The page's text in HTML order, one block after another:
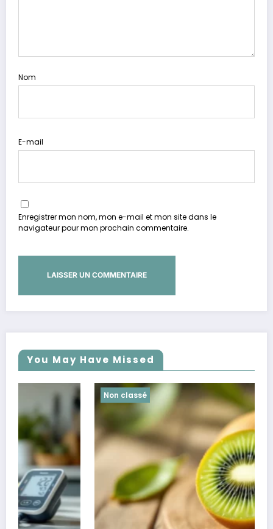
Nom
E-mail
Enregistrer mon nom, mon e-mail et mon site dans le
navigateur pour mon prochain commentaire.
You May Have Missed
Non classé